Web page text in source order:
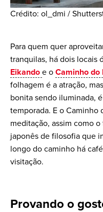
Crédito: ol_dmi /
Para quem quer
tranquilas, há dois locais
Eikando e o Caminho do
folhagem é a atração,
bonita sendo iluminada,
temporada. E o
meditação, assim como
japonês de filosofia que
longo do caminho há
visitação.
Provando o